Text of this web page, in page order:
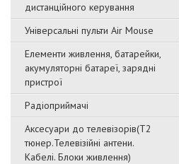
дистанційного керування
Універсальні пульти Air Mouse
Елементи живлення, батарейки,
акумуляторні батареї, зарядні
пристрої
Радіоприймачі
Аксесуари до телевізорів(T2
тюнер.Телевізійні антени.
Кабелі. Блоки живлення)